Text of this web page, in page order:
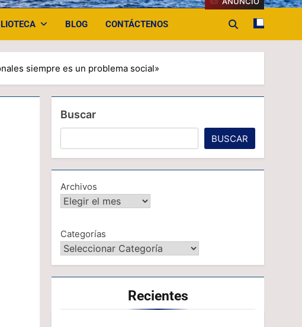
BLOG CONTÁCTENOS
siempre es un problema social»
Buscar
BUSCAR
Archivos
Categorías
Recientes